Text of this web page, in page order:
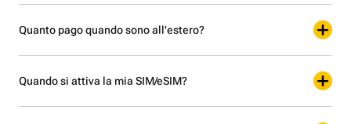
Quanto pago quando sono all'estero?
Quando si attiva la mia SIM/eSIM?